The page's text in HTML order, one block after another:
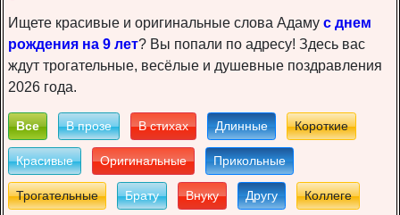
Ищете красивые и оригинальные слова Адаму с днем
рождения на 9 лет? Вы попали по адресу! Здесь вас
ждут трогательные, весёлые и душевные поздравления
2026 года.
Все В прозе В стихах Длинные Короткие
Красивые Оригинальные Прикольные
Трогательные Брату Внуку Другу Коллеге